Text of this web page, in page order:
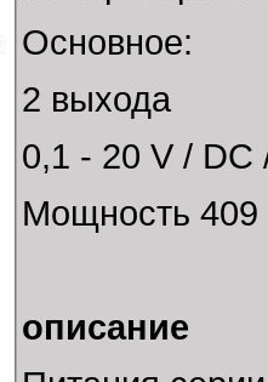
Основное:
2 выхода
0,1 - 20 V / DC
Мощность 409
описание